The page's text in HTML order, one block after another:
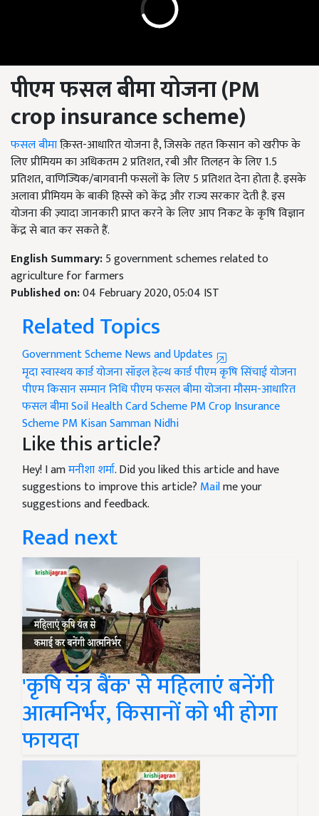
पीएमफसल बीमा योजना (PM
crop insurance scheme)
फसल बीमाक़िस्त-आधारित योजना है, जिसके तहत किसान को खरीफ के
लिए प्रीमियम का अधिकतम 2 प्रतिशत, रबी और तिलहन के लिए 1.5
प्रतिशत, वाणिज्यिक/बागवानी फसलों के लिए 5 प्रतिशत देना होता है. इसके
अलावा प्रीमियम के बाकी हिस्से को केंद्र और राज्य सरकार देती है. इस
योजना की ज़्यादा जानकारी प्राप्त करने के लिए आप निकट के कृषि विज्ञान
केंद्र से बात कर सकते हैं.
English Summary:5 government schemes related to
agriculture for farmers
Published on:04 February 2020, 05:04 IST
Related Topics
Government Scheme News and Updates
मृदा स्वास्थय कार्ड योजनासॉइल हेल्थ कार्डपीएम कृषि सिंचाई योजना
पीएम किसान सम्मान निधिपीएम फसल बीमा योजनामौसम-आधारित
फसल बीमाSoil Health Card SchemePM Crop Insurance
SchemePM Kisan Samman Nidhi
Like this article?
Hey! I amमनीशा शर्मा. Did you liked this article and have
suggestions to improve this article? Mailme your
suggestions and feedback.
Read next
'कृषि यंत्र बैंक' से महिलाएं बनेंगी
आत्मनिर्भर, किसानों को भी होगा
फायदा